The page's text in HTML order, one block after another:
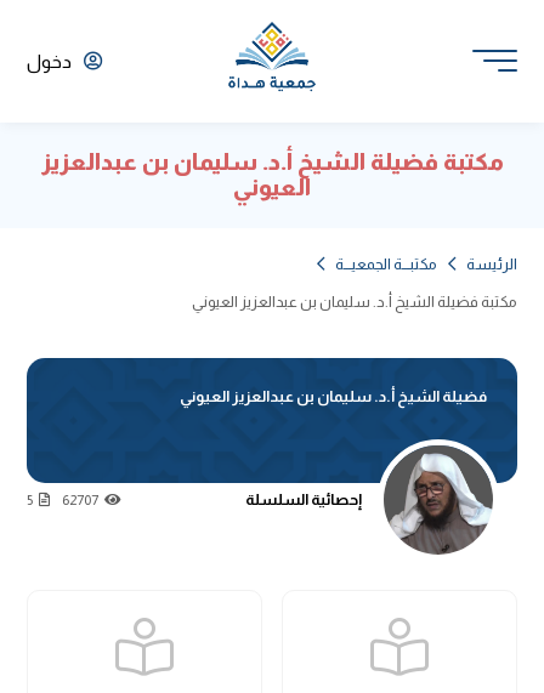
دخول
مكتبة فضيلة الشيخ أ.د. سليمان بن عبدالعزيز
العيوني
الرئيسة مكتبـــة الجمعيـــة
مكتبة فضيلة الشيخ أ.د. سليمان بن عبدالعزيز العيوني
فضيلة الشيخ أ.د. سليمان بن عبدالعزيز العيوني
إحصائية السلسلة 62707
5